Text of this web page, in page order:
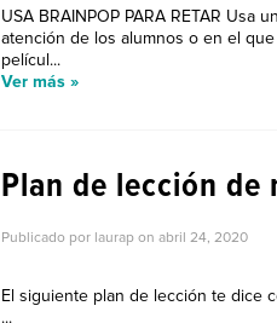
USA BRAINPOP PARA RETAR
atención de los alumnos o en el
películ...
Ver más »
Plan de lección
Publicado por laurap on abril 24, 2020
El siguiente plan de lección te dice
...